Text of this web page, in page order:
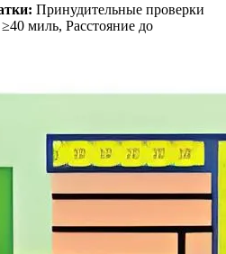
Принудительные проверки
миль, Расстояние до